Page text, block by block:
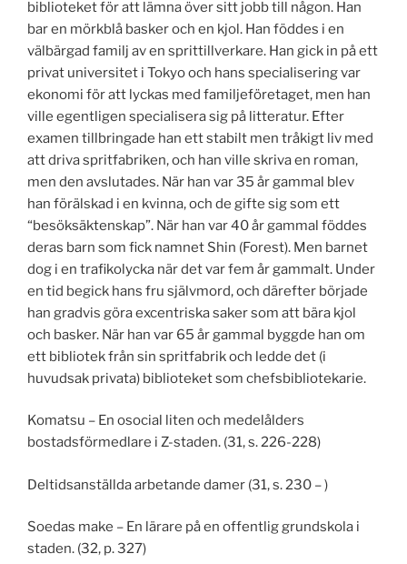
biblioteket för att lämna över sitt jobb till någon. Han
bar en mörkblå basker och en kjol. Han föddes i en
välbärgad familj av en sprittillverkare. Han gick in på ett
privat universitet i Tokyo och hans specialisering var
ekonomi för att lyckas med familjeföretaget, men han
ville egentligen specialisera sig på litteratur. Efter
examen tillbringade han ett stabilt men tråkigt liv med
att driva spritfabriken, och han ville skriva en roman,
men den avslutades. När han var 35 år gammal blev
han förälskad i en kvinna, och de gifte sig som ett
“besöksäktenskap”. När han var 40 år gammal föddes
deras barn som fick namnet Shin (Forest). Men barnet
dog i en trafikolycka när det var fem år gammalt. Under
en tid begick hans fru självmord, och därefter började
han gradvis göra excentriska saker som att bära kjol
och basker. När han var 65 år gammal byggde han om
ett bibliotek från sin spritfabrik och ledde det (i
huvudsak privata) biblioteket som chefsbibliotekarie.
Komatsu – En osocial liten och medelålders
bostadsförmedlare i Z-staden. (31, s. 226-228)
Deltidsanställda arbetande damer (31, s. 230 – )
Soedas make – En lärare på en offentlig grundskola i
staden. (32, p. 327)